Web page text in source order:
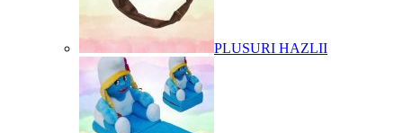
PLUSURI HAZLII